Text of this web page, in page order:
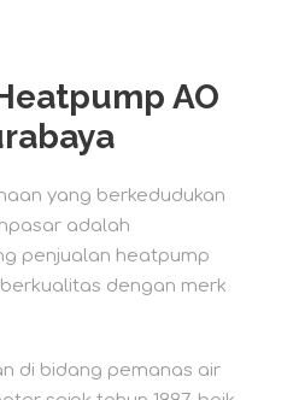
AO
yang berkedudukan
adalah
penjualan heatpump
dengan merk
di bidang pemanas air